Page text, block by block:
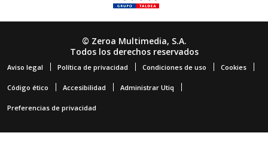
© Zeroa Multimedia, S.A.
Todos los derechos reservados
Aviso legal Política de privacidad Condiciones de uso Cookies
Código ético Accesibilidad Administrar Utiq
Preferencias de privacidad